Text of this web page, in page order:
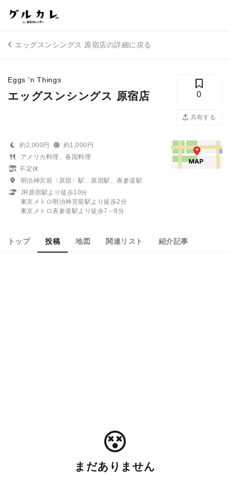
エッグスンシングス 原宿店の詳細に戻る
Eggs 'n Things
エッグスンシングス 原宿店 0
共有する
約2,000円
約1,000円
アメリカ料理、各国料理
不定休
明治神宮前〈原宿〉駅、原宿駅、表参道駅
JR原宿駅より徒歩10分
東京メトロ明治神宮前駅より徒歩2分
東京メトロ表参道駅より徒歩7～8分
トップ 投稿 地図 関連リスト 紹介記事
まだありません